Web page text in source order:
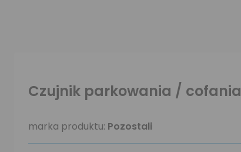
Czujnik parkowania /
marka produktu: Pozostali